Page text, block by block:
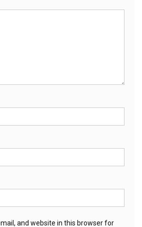
and website in this browser for